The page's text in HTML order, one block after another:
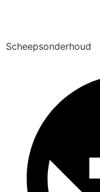
Scheepsonderhoud